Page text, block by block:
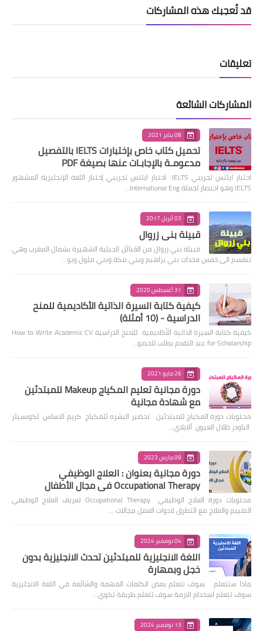
قد تُعجبك هذه المشاركات
تعليقات
المشاركات الشائعة
08 يناير 2021
تحميل كتاب خاص بإختبارات IELTS بالتفصيل
مدعومـة بالإجابـات عنها بصيغة PDF
اختبار ايلتس تجريبي IELTS اختبار ايلتس تجريبي إختبار اللغة الإنجليزية المشهور
IELTS وهو اختصار لجملة International Eng…
03 أبريل 2017
قبيلة بني زروال
قبيلة بني زروال من القبائل الجبلية الشهيرة بشمال المغرب وهي
تنقسم الى خمس فخدات بني براهيم وبني مكة وبني ملول وبو…
31 أغسطس 2020
كيفية كتابة السيرة الذاتية الأكاديمية للمنح
الدراسية - (10 أمثلة)
كيفية كتابة السيرة الذاتية الأكاديمية للمنح الدراسية How to Write Academic CV
for Scholarship عند التقدم بطلب للحصو…
26 مايو 2021
دورة مجانية تعليم المكياج Makeup للمبتدئين
مع شهادة مجانية
محتويات دورة المكياج للمبتدئين تحضير البشره للمكياج كريم الاساس لكونسيلر
الباودر ظلال العيون ألايلاي…
09 مارس 2023
دورة مجانية بعنوان : العلاج الوظيفي
Occupational Therapy في مجال الأطفال
محتويات دورة العلاج الوظيفي Occupational Therapy تعريف العلاج الوظيفي
التقييم والعلاج مع التطرق لادوات العمل مجالات …
04 نوفمبر 2024
اللغة الانجليزية للمبتدئين تحدث الانجليزية بدون
خجل وبمهارة
ماذا ستتعلم سوف تتعلم بعض الكلمات المهمة والشائعة في اللغة الانجليزية
سوف تتعلم اسخدام الازمة سوف تتعلم طريقة تكوي…
13 نوفمبر 2024